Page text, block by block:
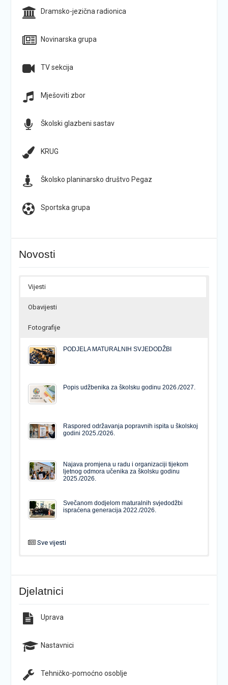
Dramsko-jezična radionica
Novinarska grupa
TV sekcija
Mješoviti zbor
Školski glazbeni sastav
KRUG
Školsko planinarsko društvo Pegaz
Sportska grupa
Novosti
Vijesti
Obavijesti
Fotografije
PODJELA MATURALNIH SVJEDODŽBI
Popis udžbenika za školsku godinu 2026./2027.
Raspored održavanja popravnih ispita u školskoj
godini 2025./2026.
Najava promjena u radu i organizaciji tijekom
ljetnog odmora učenika za školsku godinu
2025./2026.
Svečanom dodjelom maturalnih svjedodžbi
ispraćena generacija 2022./2026.
Sve vijesti
Popis udžbenika za školsku godinu 2026./2027.
godini 2025./2026.
Najava promjena u radu i organizaciji tijekom
Natječaj za upis u 1. razred Katoličke gimnazije s
pravom javnosti
Završna konferencija ŠPD-a “Pegaz”
Djelatnici
Uprava
Nastavnici
Tehničko-pomoćno osoblje